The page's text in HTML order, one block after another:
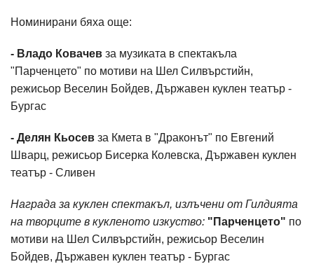
Номинирани бяха още:
- Владо Ковачев за музиката в спектакъла
"Парченцето" по мотиви на Шел Силвърстийн,
режисьор Веселин Бойдев, Държавен куклен театър -
Бургас
- Делян Кьосев за Кмета в "Драконът" по Евгений
Шварц, режисьор Бисерка Колевска, Държавен куклен
театър - Сливен
Награда за куклен спектакъл, излъчени от Гилдията
на творците в кукленото изкуство: "Парченцето" по
мотиви на Шел Силвърстийн, режисьор Веселин
Бойдев, Държавен куклен театър - Бургас